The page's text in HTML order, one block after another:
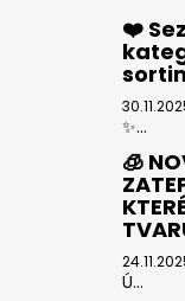
❤️
✨...
🧊
Ú...